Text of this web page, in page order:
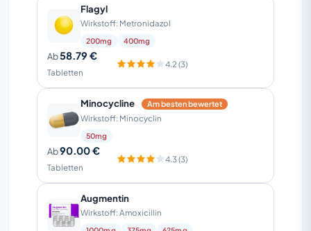
Flagyl
Wirkstoff: Metronidazol
200mg 400mg
Ab58.79 €
Tabletten
4.2 (3)
Minocycline Am besten bewertet
Wirkstoff: Minocyclin
50mg
Ab90.00 €
Tabletten
4.3 (3)
Augmentin
Wirkstoff: Amoxicillin